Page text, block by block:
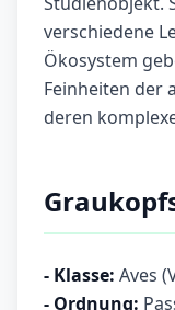
verschiedene
Ökosystem
Feinheiten der
deren
- Klasse: Aves
- Ordnung: